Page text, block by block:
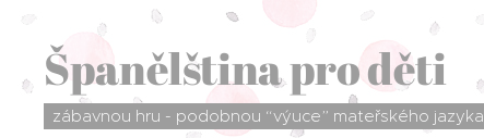
Španělština pro děti
zábavnou hru - podobnou “výuce” mateřského jazyka